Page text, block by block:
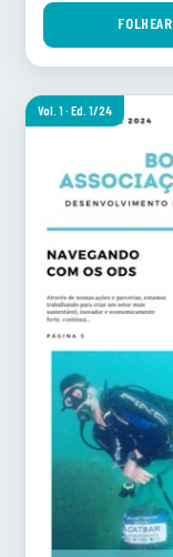
FOLHEAR
Vol. 1 · Ed. 1/24